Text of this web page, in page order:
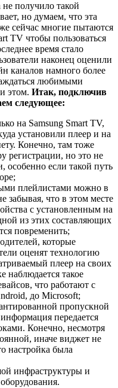
получило такой
но думаем, что эта
сейчас многие пытаются
TV чтобы пользоваться
время стало
наконец оценили
каналов намного более
любимыми
этом. Итак, подключив
следующее:
на Samsung Smart TV,
установили плеер и на
Конечно, там тоже
регистрации, но это не
особенно если такой путь
плейлистами можно в
забывая, что в этом месте
с установленным на
из этих составляющих
повременить;
которые
оценят технологию
плеер на своих
наблюдается такое
что работают с
до Microsoft;
пропускной
передается
Конечно, несмотря
иначе виджет не
настройка была
инфраструктуры и